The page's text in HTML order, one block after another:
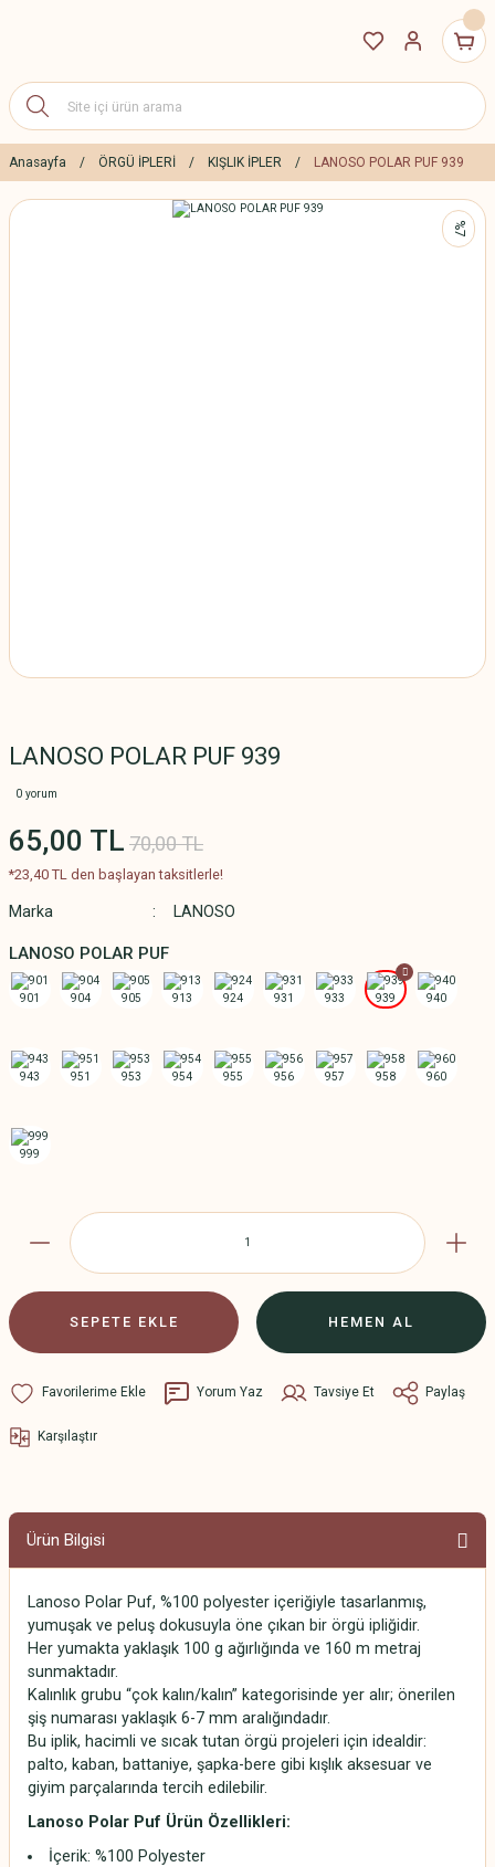
Anasayfa ÖRGÜ İPLERİ KIŞLIK İPLER LANOSO POLAR PUF 939
%7
LANOSO POLAR PUF 939
0 yorum
65,00 TL 70,00 TL
*23,40 TL den başlayan taksitlerle!
Marka LANOSO
LANOSO POLAR PUF
SEPETE EKLE HEMEN AL
Yorum Yaz Tavsiye Et Paylaş
Karşılaştır
Ürün Bilgisi
Lanoso Polar Puf, %100 polyester içeriğiyle tasarlanmış,
yumuşak ve peluş dokusuyla öne çıkan bir örgü ipliğidir.
Her yumakta yaklaşık 100 g ağırlığında ve 160 m metraj
sunmaktadır.
Kalınlık grubu “çok kalın/kalın” kategorisinde yer alır; önerilen
şiş numarası yaklaşık 6-7 mm aralığındadır.
Bu iplik, hacimli ve sıcak tutan örgü projeleri için idealdir:
palto, kaban, battaniye, şapka-bere gibi kışlık aksesuar ve
giyim parçalarında tercih edilebilir.
Lanoso Polar Puf Ürün Özellikleri:
İçerik: %100 Polyester